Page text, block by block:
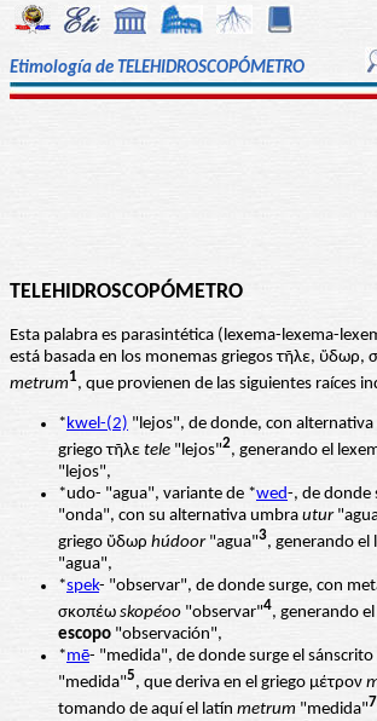
Etimología de TELEHIDROSCOPÓMETRO
TELEHIDROSCOPÓMETRO
Esta palabra es parasintética (lexema-lexema-
está basada en los monemas griegos τῆλε, ὔδωρ,
metrum1, que provienen de las siguientes raíces
*kwel-(2) "lejos", de donde, con
griego τῆλε tele "lejos"2, generando el
"lejos",
*udo- "agua", variante de *wed-, de donde
"onda", con su alternativa umbra utur
griego ὔδωρ húdoor"agua"3, generando el
"agua",
*spek- "observar", de donde surge, con
σκοπέω skopéoo "observar"4, generando
escopo "observación",
*mē- "medida", de donde surge el sánscrito
"medida"5, que deriva en el griego μέτρον
tomando de aquí el latín metrum "medida"7